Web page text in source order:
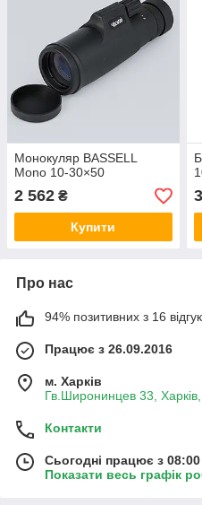
Монокуляр BASSELL
Mono 10-30×50
2 562 ₴
Купити
Про нас
94% позитивних з 16
Працює з 26.09.2016
м. Харків
Гв.Широнинцев 33, Харків,
Контакти
Сьогодні працює з
Показати весь графік